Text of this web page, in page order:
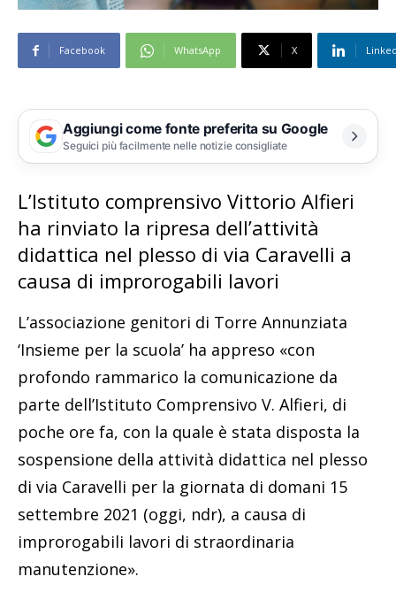
Facebook WhatsApp X
Aggiungi come fonte preferita su Google
Seguici più facilmente nelle notizie consigliate
L’Istituto comprensivo Vittorio Alfieri
ha rinviato la ripresa dell’attività
didattica nel plesso di via Caravelli a
causa di improrogabili lavori
L’associazione genitori di Torre Annunziata
‘Insieme per la scuola’ ha appreso «con
profondo rammarico la comunicazione da
parte dell’Istituto Comprensivo V. Alfieri, di
poche ore fa, con la quale è stata disposta la
sospensione della attività didattica nel plesso
di via Caravelli per la giornata di domani 15
settembre 2021 (oggi, ndr), a causa di
improrogabili lavori di straordinaria
manutenzione».